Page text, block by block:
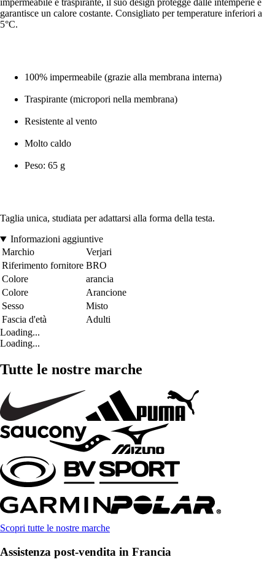
impermeabile e traspirante, il suo design protegge dalle intemperie e
garantisce un calore costante. Consigliato per temperature inferiori a
5°C.
100% impermeabile (grazie alla membrana interna)
Traspirante (micropori nella membrana)
Resistente al vento
Molto caldo
Peso: 65 g
Taglia unica, studiata per adattarsi alla forma della testa.
Informazioni aggiuntive
Marchio
Verjari
Riferimento fornitore BRO
Colore
arancia
Colore
Arancione
Sesso
Misto
Fascia d'età
Adulti
Loading...
Loading...
Tutte le nostre marche
Scopri tutte le nostre marche
Assistenza post-vendita in Francia